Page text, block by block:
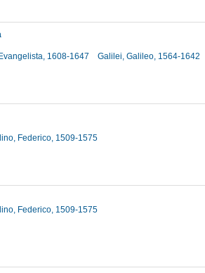
1608-1647 Galilei, Galileo, 1564-1642
Federico, 1509-1575
Federico, 1509-1575